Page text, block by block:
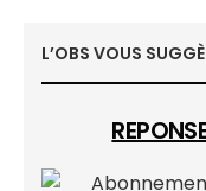
L’OBS VOUS